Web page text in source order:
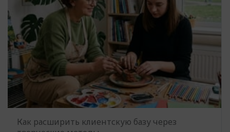
Как расширить клиентскую базу через